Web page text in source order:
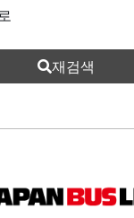
재검색